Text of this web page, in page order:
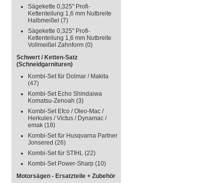
Sägekette 0,325" Profi-
Kettenteilung 1,6 mm Nutbreite
Halbmeißel (7)
Sägekette 0,325" Profi-
Kettenteilung 1,6 mm Nutbreite
Vollmeißel Zahnform (0)
Schwert / Ketten-Satz
(Schneidgarnituren)
Kombi-Set für Dolmar / Makita
(47)
Kombi-Set Echo Shindaiwa
Komatsu-Zenoah (3)
Kombi-Set Efco / Oleo-Mac /
Herkules / Victus / Dynamac /
emak (18)
Kombi-Set für Husqvarna Partner
Jonsered (26)
Kombi-Set für STIHL (22)
Kombi-Set Power-Sharp (10)
Motorsägen - Ersatzteile + Zubehör